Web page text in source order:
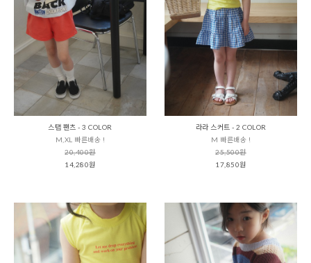
스탭 팬츠 - 3 COLOR
M,XL 빠른배송 !
20,400원
14,280원
라라 스커트 - 2 COLOR
M 빠른배송 !
25,500원
17,850원